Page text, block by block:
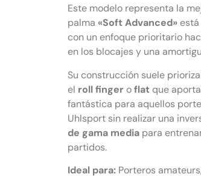
Este modelo representa la
palma «Soft Advanced»
con un enfoque prioritario
en los blocajes y una
Su construcción suele
el roll finger oflat que
fantástica para aquellos
Uhlsport sin realizar una
de gama media para
partidos.
Ideal para: Porteros